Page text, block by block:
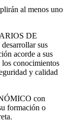
al menos uno
DE
sus
acorde a sus
conocimientos
y calidad
con
formación o